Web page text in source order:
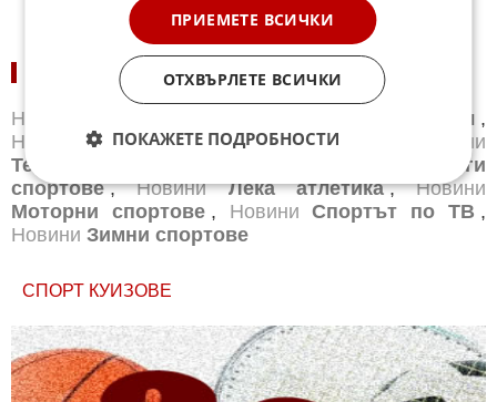
НОВИНИ ПО СПОРТОВЕ:
Новини Световен футбол ,
Новини
Баскетбол ,Новини Волейбол
Новини
Тенис
Други
спортове ,Новини Лека атлетика ,Новини
Моторни спортове , Новини Спортът по ТВ ,
Новини Зимни спортове
СПОРТ КУИЗОВЕ
ПРИЕМЕТЕ ВСИЧКИ
ОТХВЪРЛЕТЕ ВСИЧКИ
ПОКАЖЕТЕ ПОДРОБНОСТИ